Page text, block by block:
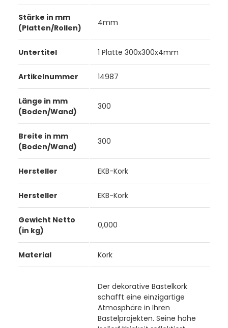
Stärke in mm
(Platten/Rollen)
4mm
Untertitel 1 Platte 300x300x4mm
Artikelnummer 14987
Länge in mm
(Boden/Wand)
300
Breite in mm
(Boden/Wand)
300
Hersteller EKB-Kork
Hersteller EKB-Kork
Gewicht Netto
(in kg)
0,000
Material Kork
Der dekorative Bastelkork
schafft eine einzigartige
Atmosphäre in Ihren
Bastelprojekten. Seine hohe